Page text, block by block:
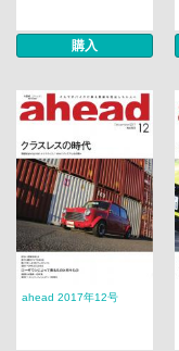
購入
ahead 2017年12号